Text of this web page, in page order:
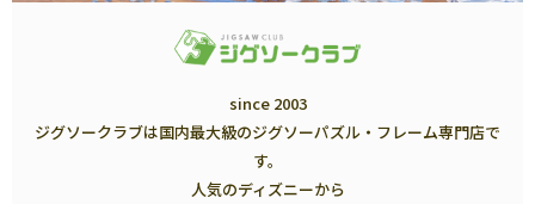
since 2003
ジグソークラブは国内最大級のジグソーパズル・フレーム専門店で
す。
人気のディズニーから